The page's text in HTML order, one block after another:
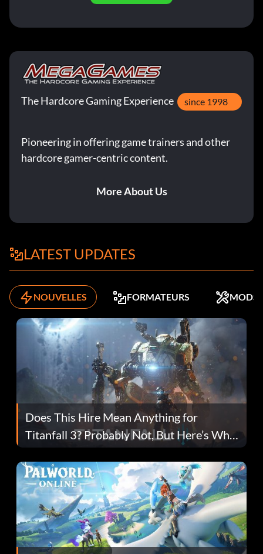
The Hardcore Gaming Experience since 1998
Pioneering in offering game trainers and other
hardcore gamer-centric content.
More About Us
LATEST UPDATES
NOUVELLES FORMATEURS MODS
Does This Hire Mean Anything for
Titanfall 3? Probably Not, But Here’s Why
Fans Are Hopeful